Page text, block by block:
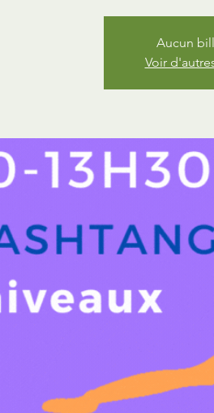
Aucun
Voir